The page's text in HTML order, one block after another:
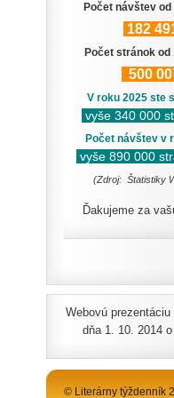
Počet návštev od
182
Počet stránok od
500
V roku 2025 ste
vyše 340 000
Počet návštev v
vyše 890 000
(Zdroj: Štatistiky
Ďakujeme za
Webovú
dňa 1. 10. 2014
© Literárny týždenník